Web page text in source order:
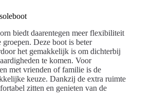
biedt daarentegen meer flexibiliteit
Deze boot is beter
het gemakkelijk is om dichterbij
te komen. Voor
met vrienden of familie is de
keuze. Dankzij de extra ruimte
zitten en genieten van de